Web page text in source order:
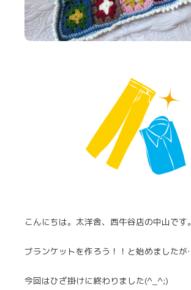
こんにちは。太洋舎、西牛谷店の中山です。
ブランケットを作ろう！！と始めました
今回はひざ掛けに終わりました(^_^;)